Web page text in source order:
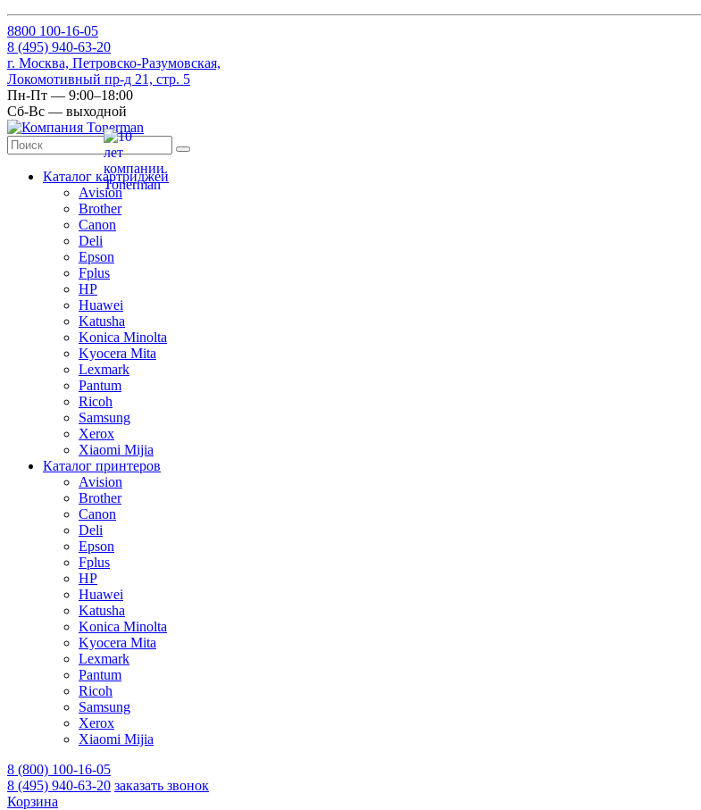
8800 100-16-05
8 (495) 940-63-20
г. Москва, Петровско-Разумовская,
Локомотивный пр-д 21, стр. 5
Пн-Пт — 9:00–18:00
Сб-Вс — выходной
Каталог картриджей
Avision
Brother
Canon
Deli
Epson
Fplus
HP
Huawei
Katusha
Konica Minolta
Kyocera Mita
Lexmark
Pantum
Ricoh
Samsung
Xerox
Xiaomi Mijia
Каталог принтеров
Avision
Brother
Canon
Deli
Epson
Fplus
HP
Huawei
Katusha
Konica Minolta
Kyocera Mita
Lexmark
Pantum
Ricoh
Samsung
Xerox
Xiaomi Mijia
8 (800) 100-16-05
8 (495) 940-63-20 заказать звонок
Корзина